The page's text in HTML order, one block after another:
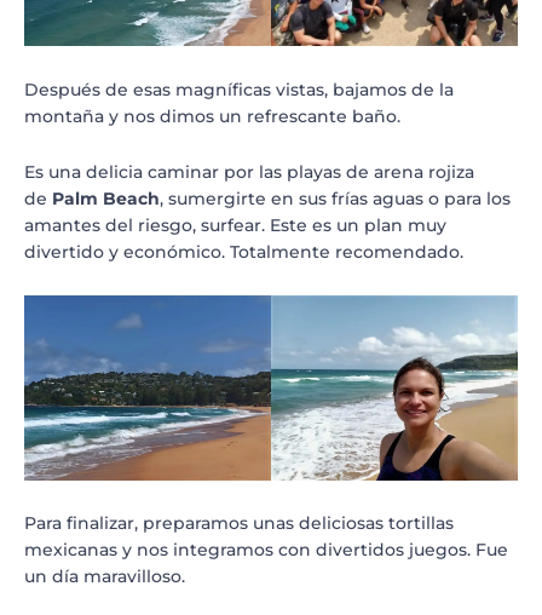
Después de esas magníficas vistas, bajamos de la
montaña y nos dimos un refrescante baño.
Es una delicia caminar por las playas de arena rojiza
de Palm Beach, sumergirte en sus frías aguas o para los
amantes del riesgo, surfear. Este es un plan muy
divertido y económico. Totalmente recomendado.
Para finalizar, preparamos unas deliciosas tortillas
mexicanas y nos integramos con divertidos juegos. Fue
un día maravilloso.